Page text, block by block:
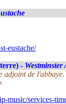
eustache/
- Westminster
adjoint de
music/services-